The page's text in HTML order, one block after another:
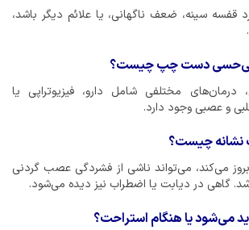
قفسه سینه، ضعف ناگهانی، یا علائم دیگر باشد،
بی‌حسی دست چپ چیست؟
مختلفی شامل دارو، فیزیوتراپی یا
و عصبی وجود دارد.
نشانه چیست؟
می‌کند، می‌تواند ناشی از فشردگی عصب گردنی
گاهی در دیابت یا اضطراب نیز دیده می‌شود.
می‌شود یا هنگام استراحت؟